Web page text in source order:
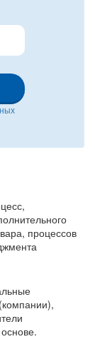
процессов